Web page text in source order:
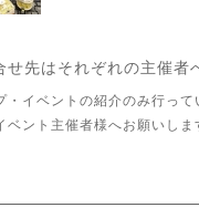
先はそれぞれの主催者
・イベントの紹介のみ行って
ベント主催者様へお願いしま